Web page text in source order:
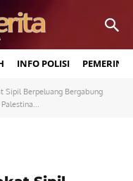
INFO POLISI
Sipil Berpeluang Bergabung